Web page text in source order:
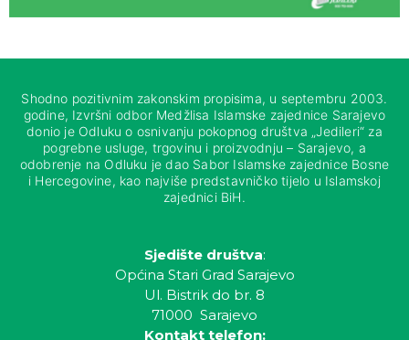
Shodno pozitivnim zakonskim propisima, u septembru 2003.
godine, Izvršni odbor Medžlisa Islamske zajednice Sarajevo
donio je Odluku o osnivanju pokopnog društva „Jedileri“ za
pogrebne usluge, trgovinu i proizvodnju – Sarajevo, a
odobrenje na Odluku je dao Sabor Islamske zajednice Bosne
i Hercegovine, kao najviše predstavničko tijelo u Islamskoj
zajednici BiH.
Sjedište društva:
Općina Stari Grad Sarajevo
Ul. Bistrik do br. 8
71000 Sarajevo
Kontakt telefon: